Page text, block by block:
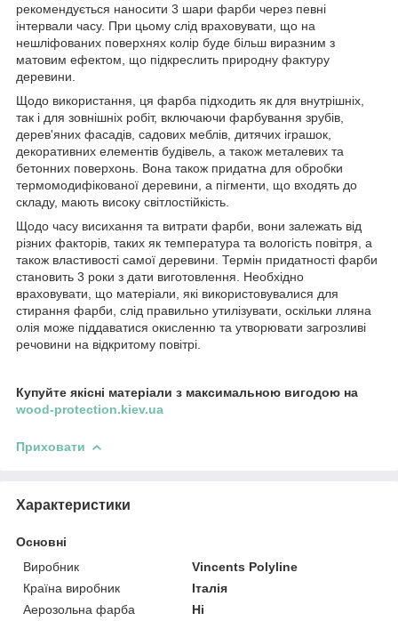
рекомендується наносити 3 шари фарби через певні
інтервали часу. При цьому слід враховувати, що на
нешліфованих поверхнях колір буде більш виразним з
матовим ефектом, що підкреслить природну фактуру
деревини.
Щодо використання, ця фарба підходить як для внутрішніх,
так і для зовнішніх робіт, включаючи фарбування зрубів,
дерев'яних фасадів, садових меблів, дитячих іграшок,
декоративних елементів будівель, а також металевих та
бетонних поверхонь. Вона також придатна для обробки
термомодифікованої деревини, а пігменти, що входять до
складу, мають високу світлостійкість.
Щодо часу висихання та витрати фарби, вони залежать від
різних факторів, таких як температура та вологість повітря, а
також властивості самої деревини. Термін придатності фарби
становить 3 роки з дати виготовлення. Необхідно
враховувати, що матеріали, які використовувалися для
стирання фарби, слід правильно утилізувати, оскільки лляна
олія може піддаватися окисленню та утворювати загрозливі
речовини на відкритому повітрі.
Купуйте якісні матеріали з максимальною вигодою на
wood-protection.kiev.ua
Приховати
Характеристики
Основні
Виробник
Vincents Polyline
Країна виробник
Італія
Аерозольна фарба
Ні